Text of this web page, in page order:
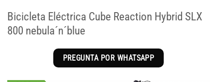
Bicicleta Eléctrica Cube Reaction Hybrid SLX
800 nebula´n´blue
PREGUNTA POR WHATSAPP